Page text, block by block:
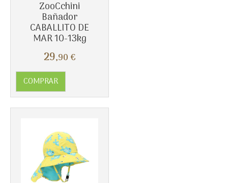
ZooCchini
Bañador
CABALLITO DE
MAR 10-13kg
29,90 €
COMPRAR
Más info